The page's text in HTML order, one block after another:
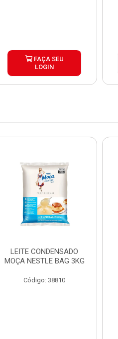
FAÇA SEU
LOGIN
LEITE CONDENSADO
MOÇA NESTLE BAG 3KG
Código: 38810